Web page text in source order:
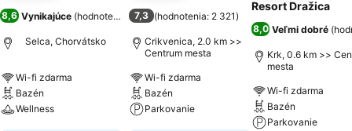
8,6 Vynikajúce (hodnotenia: 4 212)
Selca, Chorvátsko
Wi-fi zdarma
Bazén
Wellness
7,3 (hodnotenia: 2 321)
Crikvenica, 2.0 km >>
Centrum mesta
Wi-fi zdarma
Bazén
Parkovanie
Resort Dražica
8,0 Veľmi dobré (
Krk, 0.6 km >>
mesta
Wi-fi zdarma
Bazén
Parkovanie